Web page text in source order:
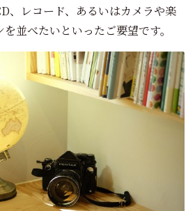
、レコード、あるいはカメラや楽
並べたいといったご要望です。